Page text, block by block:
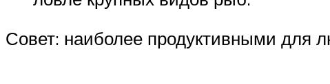
Совет: наиболее продуктивными для